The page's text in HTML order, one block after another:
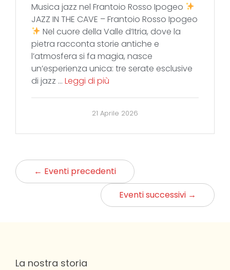
Musica jazz nel Frantoio Rosso Ipogeo
JAZZ IN THE CAVE – Frantoio Rosso Ipogeo
Nel cuore della Valle d’Itria, dove la
pietra racconta storie antiche e
l’atmosfera si fa magia, nasce
un’esperienza unica: tre serate esclusive
di jazz … Leggi di più
21 Aprile 2026
← Eventi precedenti
Eventi successivi →
La nostra storia